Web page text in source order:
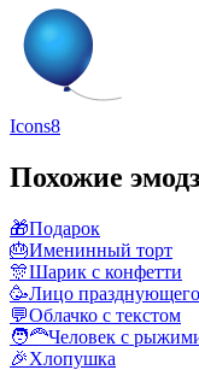
Icons8
Похожие
🎁Подарок
🎂Именинный торт
🎊Шарик с конфетти
🥳Лицо празднующего
💬Облачко с текстом
🧑‍🦰Человек с
🎉Хлопушка